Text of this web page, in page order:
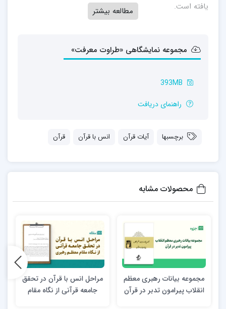
یافته است.
مطالعه بیشتر
مجموعه نمایشگاهی «طراوت معرفت»
393MB
راهنمای دریافت
برچسبها آیات قرآن انس با قرآن قرآن
محصولات مشابه
مجموعه بیانات رهبری معظم
انقلاب پیرامون تدبر در قرآن
مراحل انس با قرآن در تحقق
جامعه قرآنی از نگاه مقام